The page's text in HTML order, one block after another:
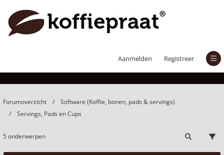
Aanmelden Registreer
Servings, Pads en Cups
Forumoverzicht
Software (Koffie, bonen, pads & servings)
Servings, Pads en Cups
5 onderwerpen